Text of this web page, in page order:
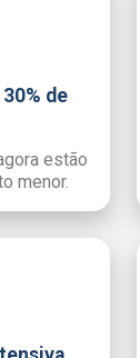
de
estão
menor.